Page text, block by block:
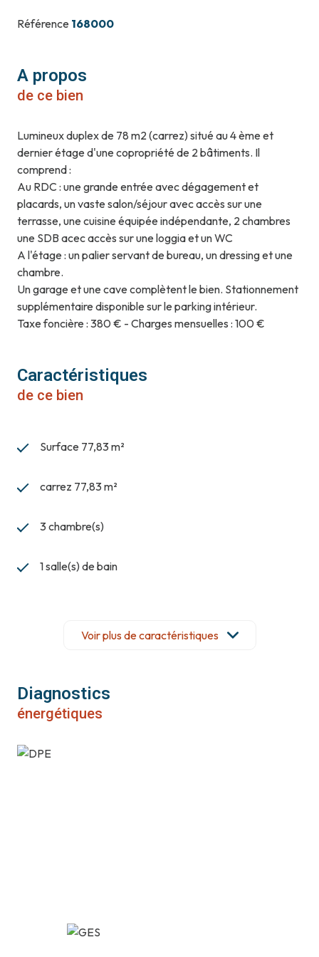
Référence 168000
A propos
de ce bien
Lumineux duplex de 78 m2 (carrez) situé au 4 ème et
dernier étage d'une copropriété de 2 bâtiments. Il
comprend :
Au RDC : une grande entrée avec dégagement et
placards, un vaste salon/séjour avec accès sur une
terrasse, une cuisine équipée indépendante, 2 chambres
une SDB acec accès sur une loggia et un WC
A l'étage : un palier servant de bureau, un dressing et une
chambre.
Un garage et une cave complètent le bien. Stationnement
supplémentaire disponible sur le parking intérieur.
Taxe foncière : 380 € - Charges mensuelles : 100 €
Caractéristiques
de ce bien
Surface 77,83 m²
carrez 77,83 m²
3 chambre(s)
1 salle(s) de bain
cuisine séparée (équipée)
Chauffage individuel : convecteur (electrique)
1 garage(s)
4 étage(s)
Voir plus de caractéristiques
Diagnostics
énergétiques